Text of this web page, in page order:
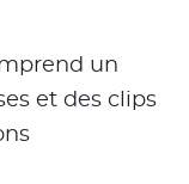
un
et des clips